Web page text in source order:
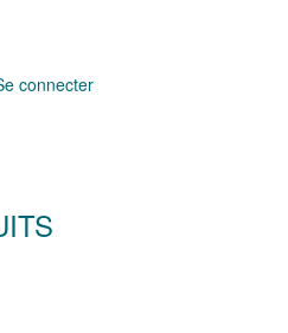
connecter